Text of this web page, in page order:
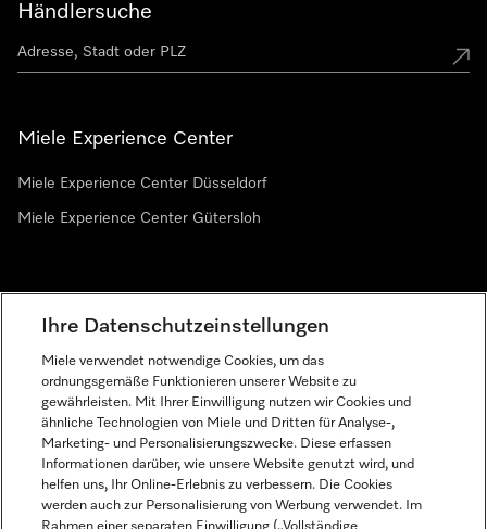
Händlersuche
Miele Experience Center
Miele Experience Center Düsseldorf
Miele Experience Center Gütersloh
Miele auf Instagram
Miele auf Facebook
Miele auf Youtube
Ihre Datenschutzeinstellungen
Miele verwendet notwendige Cookies, um das
ordnungsgemäße Funktionieren unserer Website zu
gewährleisten. Mit Ihrer Einwilligung nutzen wir Cookies und
ähnliche Technologien von Miele und Dritten für Analyse-,
Marketing- und Personalisierungszwecke. Diese erfassen
Informationen darüber, wie unsere Website genutzt wird, und
helfen uns, Ihr Online-Erlebnis zu verbessern. Die Cookies
werden auch zur Personalisierung von Werbung verwendet. Im